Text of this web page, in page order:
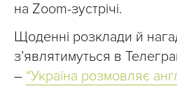
на Zoom-зустрічі.
Щоденні розклади й
з’являтимуться в
– “Україна розмовляє